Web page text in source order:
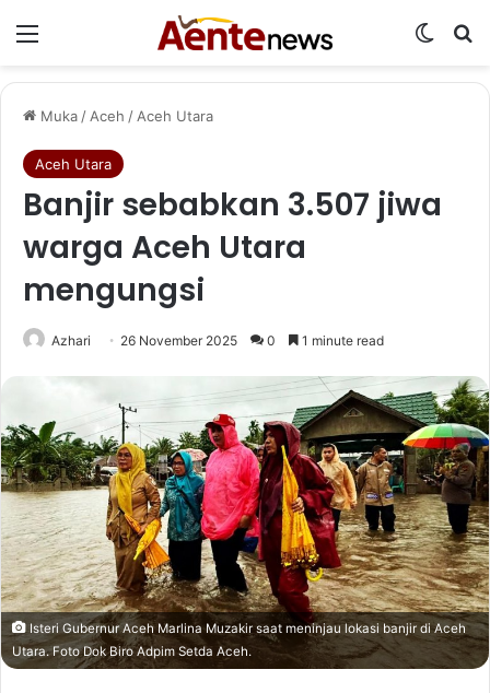
Menu
Muka / Aceh / Aceh Utara
Aceh Utara
Banjir sebabkan 3.507 jiwa
warga Aceh Utara
mengungsi
Azhari 26 November 2025 0 1 minute read
Isteri Gubernur Aceh Marlina Muzakir saat meninjau lokasi banjir di Aceh
Utara. Foto Dok Biro Adpim Setda Aceh.